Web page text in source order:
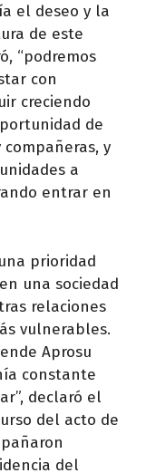
el deseo y la
de este
“podremos
con
creciendo
de
y
a
entrar en
prioridad
una sociedad
relaciones
vulnerables.
Aprosu
constante
declaró el
del acto de
del